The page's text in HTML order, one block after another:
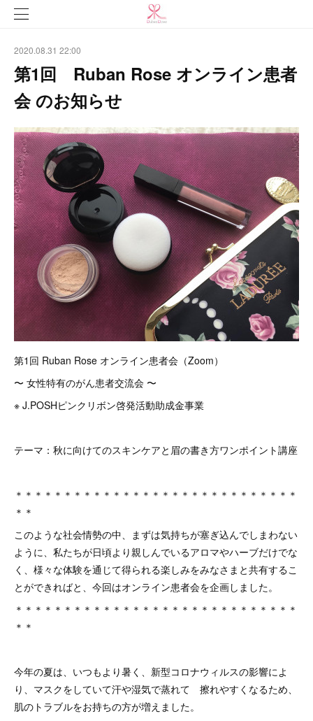
2020.08.31 22:00
第1回 Ruban Rose オンライン患者
会 のお知らせ
第1回 Ruban Rose オンライン患者会（Zoom）
〜 女性特有のがん患者交流会 〜
※ J.POSHピンクリボン啓発活動助成金事業
テーマ：秋に向けてのスキンケアと眉の書き方ワンポイント講座
＊＊＊＊＊＊＊＊＊＊＊＊＊＊＊＊＊＊＊＊＊＊＊＊＊＊＊＊＊
＊＊
このような社会情勢の中、まずは気持ちが塞ぎ込んでしまわない
ように、私たちが日頃より親しんでいるアロマやハーブだけでな
く、様々な体験を通じて得られる楽しみをみなさまと共有するこ
とができればと、今回はオンライン患者会を企画しました。
＊＊＊＊＊＊＊＊＊＊＊＊＊＊＊＊＊＊＊＊＊＊＊＊＊＊＊＊＊
＊＊
今年の夏は、いつもより暑く、新型コロナウィルスの影響によ
り、マスクをしていて汗や湿気で蒸れて 擦れやすくなるため、
肌のトラブルをお持ちの方が増えました。